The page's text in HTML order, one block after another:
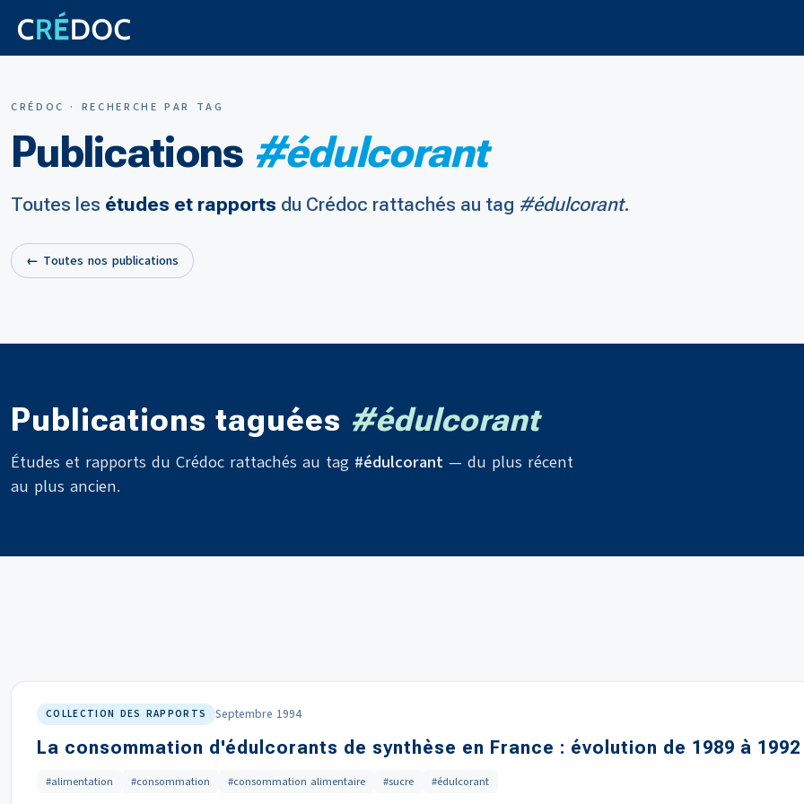
CRÉDOC · RECHERCHE PAR TAG
Publications #édulcorant
Toutes les études et rapports du Crédoc rattachés au tag #édulcorant.
← Toutes nos publications
Publications taguées #édulcorant
Études et rapports du Crédoc rattachés au tag #édulcorant — du plus récent
au plus ancien.
COLLECTION DES RAPPORTS Septembre 1994
La consommation d'édulcorants de synthèse en France : évolution de 1989 à 1992
#alimentation #consommation #consommation alimentaire #sucre #édulcorant